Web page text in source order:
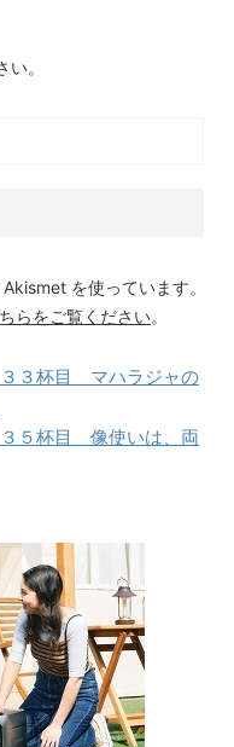
。
を使っています。
らをご覧ください。
３３杯目 マハラジャの
３５杯目 像使いは、両